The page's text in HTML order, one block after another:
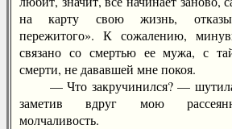
на карту свою жизнь,
пережитого». К сожалению,
связано со смертью ее мужа, с
смерти, не дававшей мне покоя.
— Что закручинился? —
заметив вдруг мою
молчаливость.